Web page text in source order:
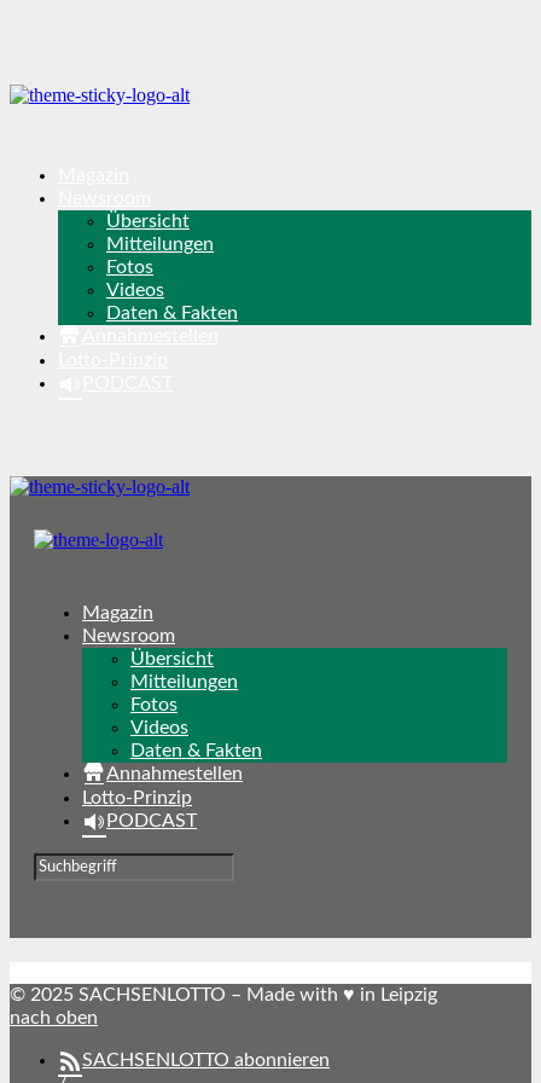
Übersicht
Mitteilungen
Fotos
Videos
Daten & Fakten
Magazin
Newsroom
Übersicht
Mitteilungen
Fotos
Videos
Daten & Fakten
Annahmestellen
Lotto-Prinzip
PODCAST
© 2025 SACHSENLOTTO – Made with ♥ in Leipzig
nach oben
SACHSENLOTTO abonnieren